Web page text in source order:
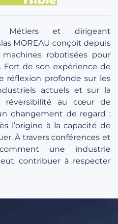
et dirigeant
MOREAU conçoit depuis
robotisées pour
Fort de son expérience de
réflexion profonde sur les
actuels et sur la
réversibilité au cœur de
changement de regard :
l’origine à la capacité de
À travers conférences et
une industrie
contribuer à respecter